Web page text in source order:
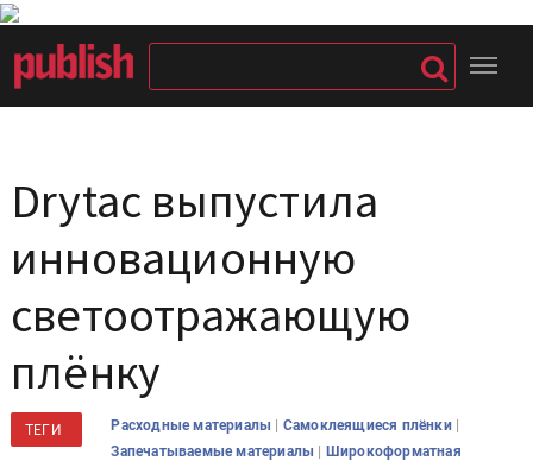
Drytac выпустила
инновационную
светоотражающую
плёнку
ТЕГИ Расходные материалы | Самоклеящиеся плёнки |
Запечатываемые материалы | Широкоформатная